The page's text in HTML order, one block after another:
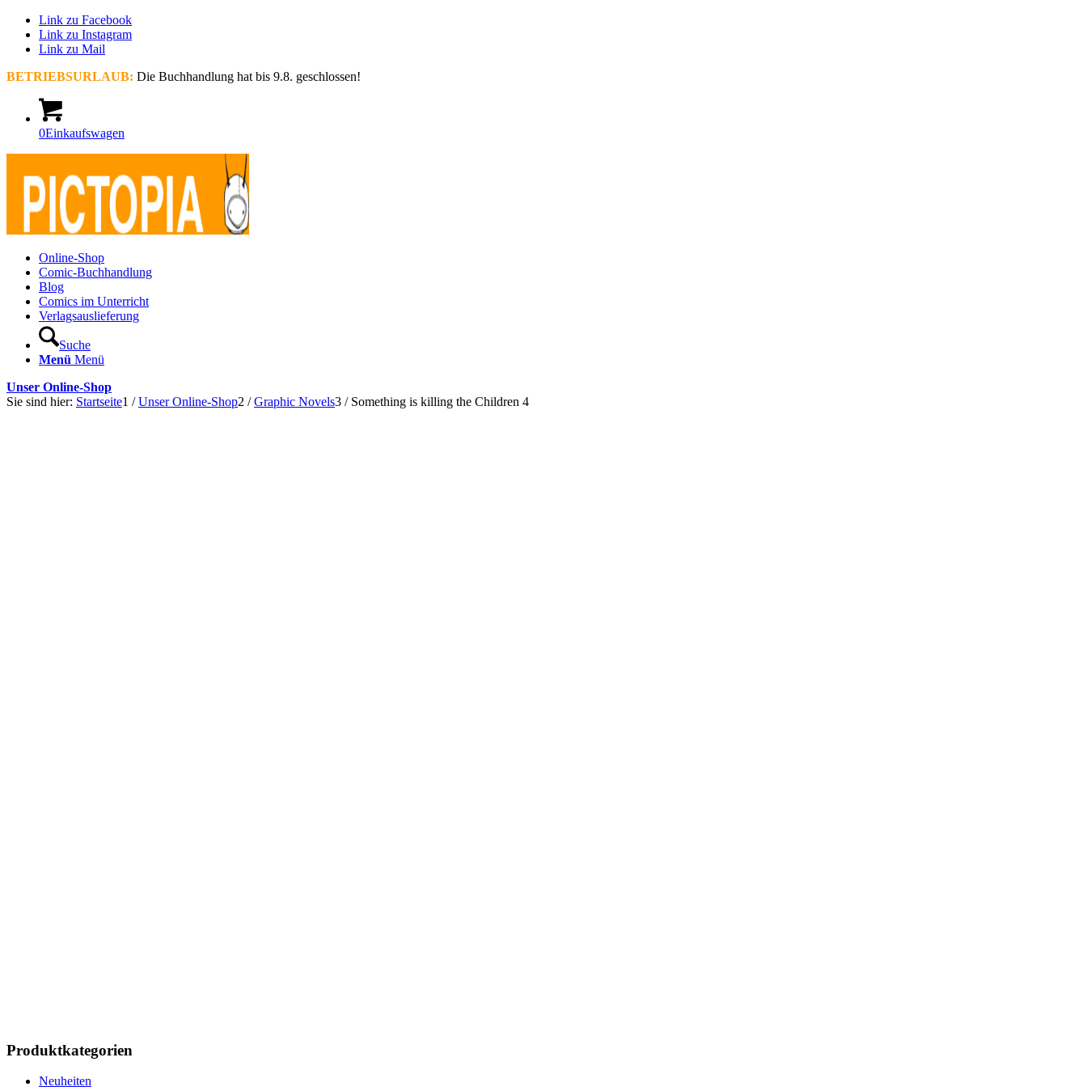
Link zu Facebook
Link zu Instagram
Link zu Mail
BETRIEBSURLAUB: Die Buchhandlung hat bis 9.8. geschlossen!
0Einkaufswagen
Online-Shop
Comic-Buchhandlung
Blog
Comics im Unterricht
Verlagsauslieferung
Suche
Menü Menü
Unser Online-Shop
Sie sind hier: Startseite1 / Unser Online-Shop2 / Graphic Novels3 / Something is killing the Children 4
Produktkategorien
Neuheiten